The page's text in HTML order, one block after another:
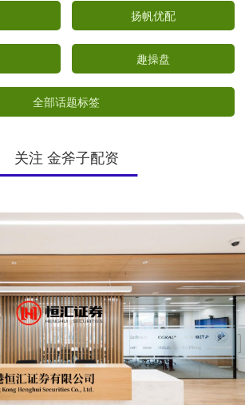
扬帆优配
趣操盘
全部话题标签
关注 金斧子配资